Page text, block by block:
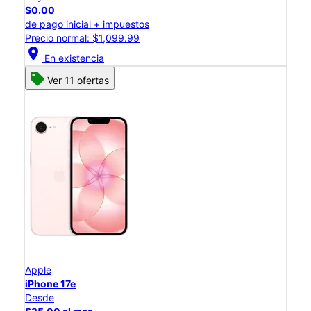
$0.00
de pago inicial + impuestos
Precio normal: $1,099.99
location_on En existencia
Ver 11 ofertas
Apple
iPhone 17e
Desde